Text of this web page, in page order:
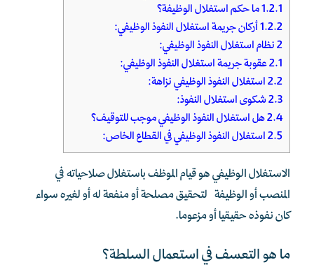
1.2.1ما حكم استغلال الوظيفة؟
1.2.2أركان جريمة استغلال النفوذ الوظيفي:
2نظام استغلال النفوذ الوظيفي:
2.1عقوبة جريمة استغلال النفوذ الوظيفي:
2.2استغلال النفوذ الوظيفي نزاهة:
2.3شكوى استغلال النفوذ:
2.4هل استغلال النفوذ الوظيفي موجب للتوقيف؟
2.5استغلال النفوذ الوظيفي في القطاع الخاص:
الاستغلال الوظيفي هو قيام الموظف باستغلال صلاحياته في
المنصب أو الوظيفة لتحقيق مصلحة أو منفعة له أو لغيره سواء
كان نفوذه حقيقيا أو مزعوما.
ما هو التعسف في استعمال السلطة؟